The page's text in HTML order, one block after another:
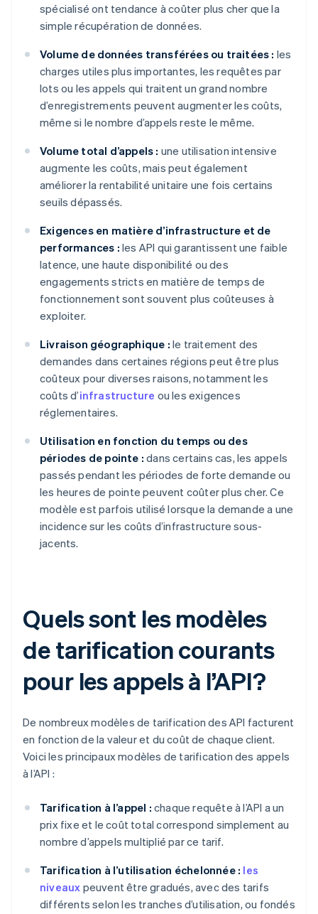
spécialisé ont tendance à coûter plus cher que la
simple récupération de données.
Volume de données transférées ou traitées : les
charges utiles plus importantes, les requêtes par
lots ou les appels qui traitent un grand nombre
d’enregistrements peuvent augmenter les coûts,
même si le nombre d’appels reste le même.
Volume total d’appels : une utilisation intensive
augmente les coûts, mais peut également
améliorer la rentabilité unitaire une fois certains
seuils dépassés.
Exigences en matière d’infrastructure et de
performances : les API qui garantissent une faible
latence, une haute disponibilité ou des
engagements stricts en matière de temps de
fonctionnement sont souvent plus coûteuses à
exploiter.
Livraison géographique : le traitement des
demandes dans certaines régions peut être plus
coûteux pour diverses raisons, notamment les
coûts d’infrastructure ou les exigences
réglementaires.
Utilisation en fonction du temps ou des
périodes de pointe : dans certains cas, les appels
passés pendant les périodes de forte demande ou
les heures de pointe peuvent coûter plus cher. Ce
modèle est parfois utilisé lorsque la demande a une
incidence sur les coûts d’infrastructure sous-
jacents.
Quels sont les modèles
de tarification courants
pour les appels à l’API?
De nombreux modèles de tarification des API facturent
en fonction de la valeur et du coût de chaque client.
Voici les principaux modèles de tarification des appels
à l’API :
Tarification à l’appel : chaque requête à l’API a un
prix fixe et le coût total correspond simplement au
nombre d’appels multiplié par ce tarif.
Tarification à l’utilisation échelonnée : les
niveaux peuvent être gradués, avec des tarifs
différents selon les tranches d’utilisation, ou fondés